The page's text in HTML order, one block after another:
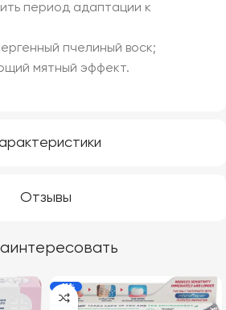
Отзывы
период адаптации к
пчелиный воск;
мятный эффект.
-11%